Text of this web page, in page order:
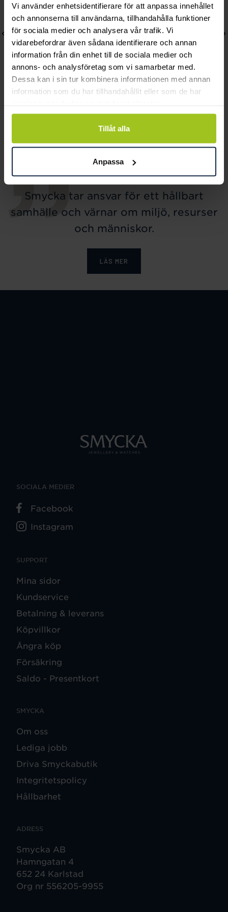
Vi använder enhetsidentifierare för att anpassa innehållet
och annonserna till användarna, tillhandahålla funktioner
för sociala medier och analysera vår trafik. Vi
vidarebefordrar även sådana identifierare och annan
information från din enhet till de sociala medier och
annons- och analysföretag som vi samarbetar med.
Dessa kan i sin tur kombinera informationen med annan
information som du har tillhandahållit eller som de har
Tillåt alla
Anpassa
LEO Armband 8mm
Pris
449 kr
Smycka tar ansvar för ett hållbart
samhälle och värnar om miljö, resurser
och människor.
LÄS MER
SUPPORT
Mina sidor
Kundservice
Betalning & leverans
Köpvillkor
Ångra köp
Försäkring
Saldo - Presentkort
SMYCKA
Om oss
Lediga jobb
Driva Smyckabutik
Integritetspolicy
Hållbarhet
ADRESS
Smycka AB
Hamngatan 4
652 24 Karlstad
Org nr 556205-9955
SOCIALA MEDIER
Facebook
Instagram